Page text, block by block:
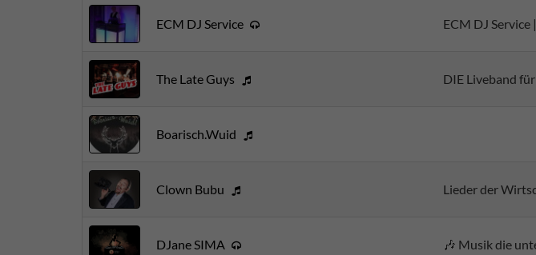
ECM DJ Service ECM DJ Service
The Late Guys DIE Liveband
Boarisch.Wuid
Clown Bubu Lieder der
DJane SIMA 🎶 Musik die